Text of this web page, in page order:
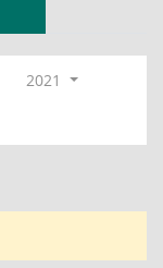
2021